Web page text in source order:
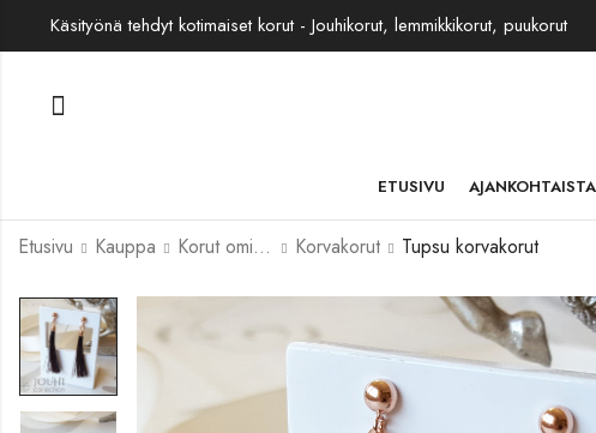
Käsityönä tehdyt kotimaiset korut - Jouhikorut, lemmikkikorut, puukorut
ETUSIVU AJANKOHTAISTA
Etusivu Kauppa Korut omista jouhista Korvakorut Tupsu korvakorut